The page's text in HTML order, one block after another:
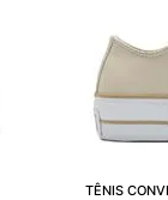
TÊNIS